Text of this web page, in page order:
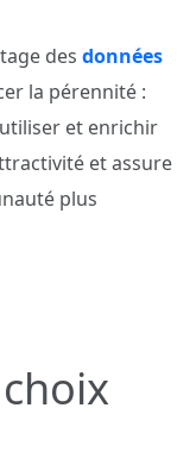
des données
la pérennité :
et enrichir
et assure
plus